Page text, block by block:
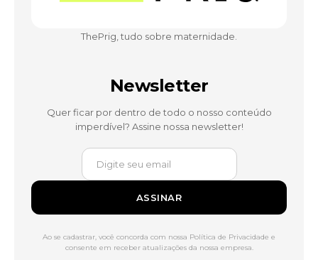
ThePrig, tudo sobre maternidade.
Newsletter
Quer ficar por dentro de todo o nosso conteúdo
imperdível? Assine nossa newsletter!
ASSINAR
Ao se cadastrar, você concorda com nossa Política de Privacidade e
consente em receber atualizações da nossa empresa.